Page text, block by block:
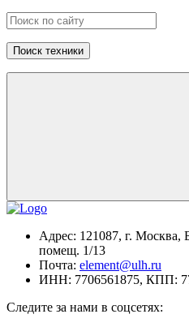
Поиск техники
Адрес: 121087, г. Москва,
помещ. 1/13
Почта: element@ulh.ru
ИНН: 7706561875, КПП:
Следите за нами в соцсетях: